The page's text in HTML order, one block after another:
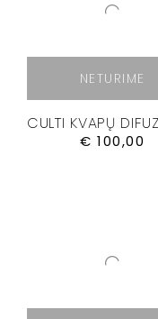
NETURIME
€ 100,00